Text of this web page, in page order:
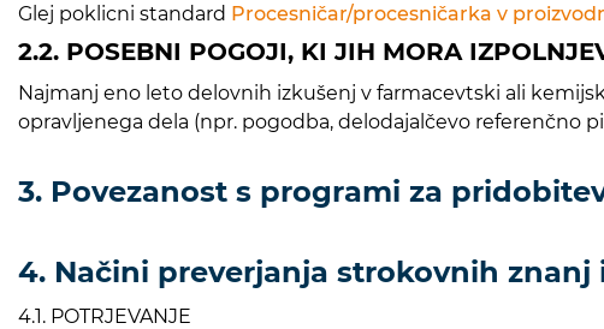
Glej poklicni standard Procesničar/procesničarka v
2.2. POSEBNI POGOJI, KI JIH MORA
Najmanj eno leto delovnih izkušenj v farmacevtski ali
opravljenega dela (npr. pogodba, delodajalčevo referenčno
3. Povezanost s programi za
4. Načini preverjanja strokovnih znanj
4.1. POTRJEVANJE